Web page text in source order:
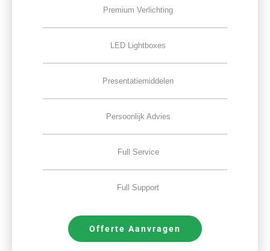
Premium Verlichting
LED Lightboxes
Presentatiemiddelen
Persoonlijk Advies
Full Service
Full Support
Offerte Aanvragen